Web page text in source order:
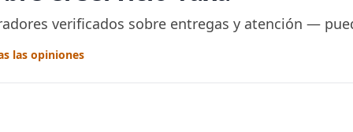
verificados sobre entregas y atención —
las opiniones